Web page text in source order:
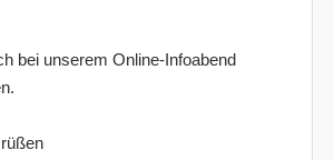
bei unserem Online-Infoabend